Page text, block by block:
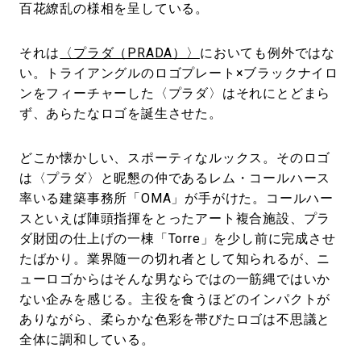
百花繚乱の様相を呈している。
それは 〈プラダ（PRADA）〉 においても例外ではな
い。トライアングルのロゴプレート×ブラックナイロ
ンをフィーチャーした〈プラダ〉はそれにとどまら
ず、あらたなロゴを誕生させた。
どこか懐かしい、スポーティなルックス。そのロゴ
は〈プラダ〉と昵懇の仲であるレム・コールハース
率いる建築事務所「OMA」が手がけた。コールハー
スといえば陣頭指揮をとったアート複合施設、プラ
ダ財団の仕上げの一棟「Torre」を少し前に完成させ
たばかり。業界随一の切れ者として知られるが、ニ
ューロゴからはそんな男ならではの一筋縄ではいか
ない企みを感じる。主役を食うほどのインパクトが
ありながら、柔らかな色彩を帯びたロゴは不思議と
全体に調和している。